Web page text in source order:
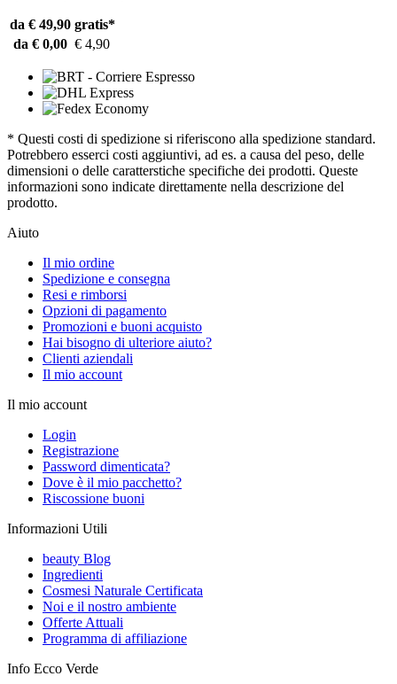
da € 49,90 gratis*
da € 0,00 € 4,90
* Questi costi di spedizione si riferiscono alla spedizione standard.
Potrebbero esserci costi aggiuntivi, ad es. a causa del peso, delle
dimensioni o delle caratterstiche specifiche dei prodotti. Queste
informazioni sono indicate direttamente nella descrizione del
prodotto.
Aiuto
Il mio ordine
Spedizione e consegna
Resi e rimborsi
Opzioni di pagamento
Promozioni e buoni acquisto
Hai bisogno di ulteriore aiuto?
Clienti aziendali
Il mio account
Il mio account
Login
Registrazione
Password dimenticata?
Dove è il mio pacchetto?
Riscossione buoni
Informazioni Utili
beauty Blog
Ingredienti
Cosmesi Naturale Certificata
Noi e il nostro ambiente
Offerte Attuali
Programma di affiliazione
Info Ecco Verde